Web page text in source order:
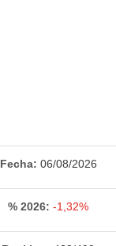
Fecha: 06/08/2026
% 2026: -1,32%